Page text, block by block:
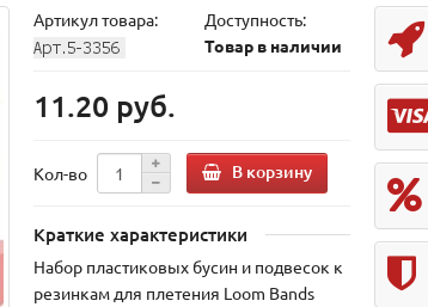
Артикул товара:
Доступность:
Товар в наличии
11.20 руб.
Кол-во В корзину
Краткие характеристики
Набор пластиковых бусин и подвесок к
резинкам для плетения Loom Bands